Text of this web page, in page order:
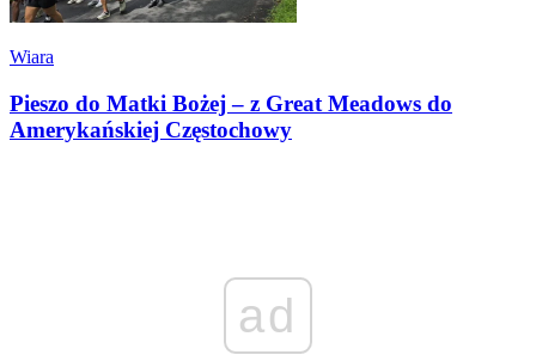
Wiara
Pieszo do Matki Bożej – z Great Meadows do
Amerykańskiej Częstochowy
ad